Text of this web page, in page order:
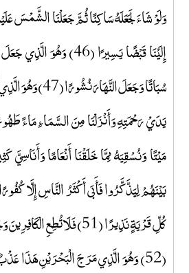
إِلَيْنَا قَبْضًا يَسِيرًا (46)
سُبَاتًا وَجَعَلَ
كُلِّ قَرْيَةٍ نَذِيرًا (51) فَلَا
(52) وَهُوَ الَّذِي مَرَجَ الْبَحْرَيْنِ هَذَا